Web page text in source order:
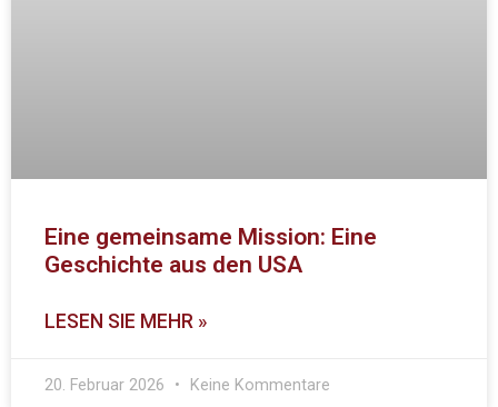
Eine gemeinsame Mission: Eine
Geschichte aus den USA
LESEN SIE MEHR »
20. Februar 2026 Keine Kommentare